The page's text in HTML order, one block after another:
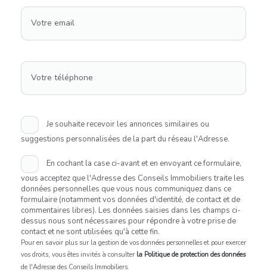
Votre email
Votre téléphone
Je souhaite recevoir les annonces similaires ou
suggestions personnalisées de la part du réseau l'Adresse.
En cochant la case ci-avant et en envoyant ce formulaire,
vous acceptez que l'Adresse des Conseils Immobiliers traite les
données personnelles que vous nous communiquez dans ce
formulaire (notamment vos données d'identité, de contact et de
commentaires libres). Les données saisies dans les champs ci-
dessus nous sont nécessaires pour répondre à votre prise de
contact et ne sont utilisées qu'à cette fin.
Pour en savoir plus sur la gestion de vos données personnelles et pour exercer
vos droits, vous êtes invités à consulter la Politique de protection des données
de l'Adresse des Conseils Immobiliers.